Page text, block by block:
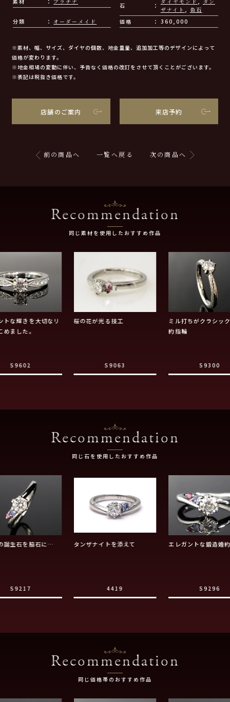
石
ザナイト , 色石
分類
オーダーメイド 価格 360,000
※素材、幅、サイズ、ダイヤの個数、地金重量、追加加工等のデザインによって
価格が変わります。
※地金相場の変動に伴い、予告なく価格の改訂をさせて頂くことがございます。
※表記は税抜き価格です。
店舗のご案内 来店予約
前の商品へ 一覧へ戻る 次の商品へ
Recommendation
同じ素材を使用したおすすめ作品
トな輝きを大切なリ
めました。
S9602
桜の花が光る技工
S9063
ミル打ちがクラシッ
約指輪
S9300
Recommendation
同じ石を使用したおすすめ作品
誕生石を脇石に…
S9217
タンザナイトを添えて
4419
エレガントな鍛造婚
S9296
Recommendation
同じ価格帯のおすすめ作品